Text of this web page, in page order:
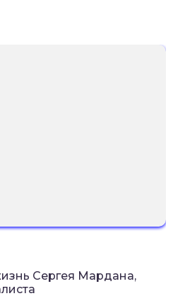
Сергея Мардана,